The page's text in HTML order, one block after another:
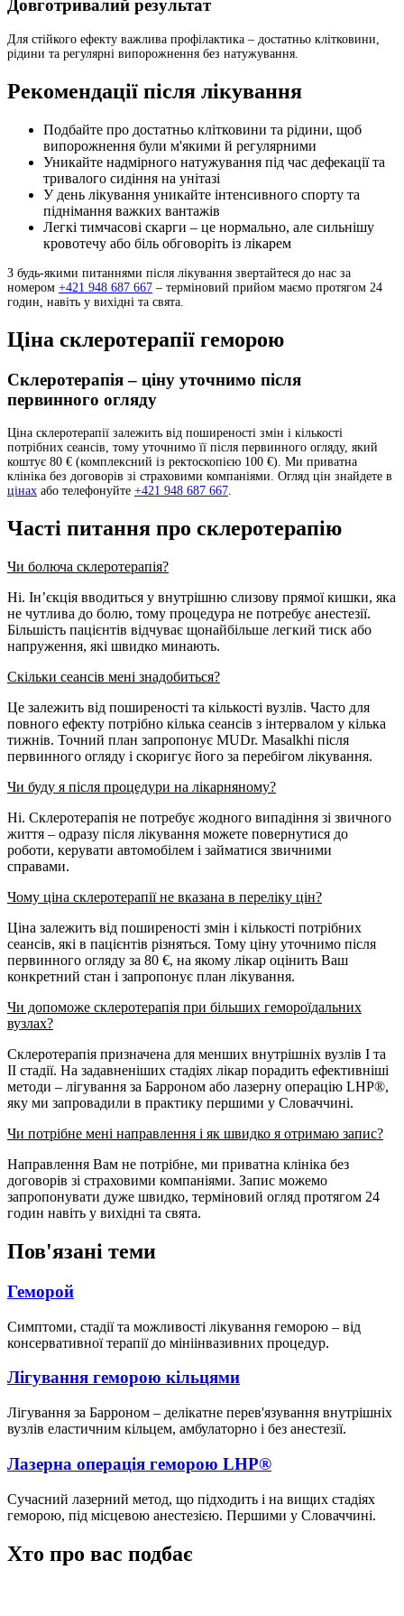
Довготривалий результат
Для стійкого ефекту важлива профілактика – достатньо клітковини,
рідини та регулярні випорожнення без натужування.
Рекомендації після лікування
Подбайте про достатньо клітковини та рідини, щоб
випорожнення були м'якими й регулярними
Уникайте надмірного натужування під час дефекації та
тривалого сидіння на унітазі
У день лікування уникайте інтенсивного спорту та
піднімання важких вантажів
Легкі тимчасові скарги – це нормально, але сильнішу
кровотечу або біль обговоріть із лікарем
З будь-якими питаннями після лікування звертайтеся до нас за
номером +421 948 687 667 – терміновий прийом маємо протягом 24
годин, навіть у вихідні та свята.
Ціна склеротерапії геморою
Склеротерапія – ціну уточнимо після
первинного огляду
Ціна склеротерапії залежить від поширеності змін і кількості
потрібних сеансів, тому уточнимо її після первинного огляду, який
коштує 80 € (комплексний із ректоскопією 100 €). Ми приватна
клініка без договорів зі страховими компаніями. Огляд цін знайдете в
цінах або телефонуйте +421 948 687 667.
Часті питання про склеротерапію
Чи болюча склеротерапія?
Ні. Ін’єкція вводиться у внутрішню слизову прямої кишки, яка
не чутлива до болю, тому процедура не потребує анестезії.
Більшість пацієнтів відчуває щонайбільше легкий тиск або
напруження, які швидко минають.
Скільки сеансів мені знадобиться?
Це залежить від поширеності та кількості вузлів. Часто для
повного ефекту потрібно кілька сеансів з інтервалом у кілька
тижнів. Точний план запропонує MUDr. Masalkhi після
первинного огляду і скоригує його за перебігом лікування.
Чи буду я після процедури на лікарняному?
Ні. Склеротерапія не потребує жодного випадіння зі звичного
життя – одразу після лікування можете повернутися до
роботи, керувати автомобілем і займатися звичними
справами.
Чому ціна склеротерапії не вказана в переліку цін?
Ціна залежить від поширеності змін і кількості потрібних
сеансів, які в пацієнтів різняться. Тому ціну уточнимо після
первинного огляду за 80 €, на якому лікар оцінить Ваш
конкретний стан і запропонує план лікування.
Чи допоможе склеротерапія при більших гемороїдальних
вузлах?
Склеротерапія призначена для менших внутрішніх вузлів I та
II стадії. На задавненіших стадіях лікар порадить ефективніші
методи – лігування за Барроном або лазерну операцію LHP®,
яку ми запровадили в практику першими у Словаччині.
Чи потрібне мені направлення і як швидко я отримаю запис?
Направлення Вам не потрібне, ми приватна клініка без
договорів зі страховими компаніями. Запис можемо
запропонувати дуже швидко, терміновий огляд протягом 24
годин навіть у вихідні та свята.
Пов'язані теми
Геморой
Симптоми, стадії та можливості лікування геморою – від
консервативної терапії до мініінвазивних процедур.
Лігування геморою кільцями
Лігування за Барроном – делікатне перев'язування внутрішніх
вузлів еластичним кільцем, амбулаторно і без анестезії.
Лазерна операція геморою LHP®
Сучасний лазерний метод, що підходить і на вищих стадіях
геморою, під місцевою анестезією. Першими у Словаччині.
Хто про вас подбає